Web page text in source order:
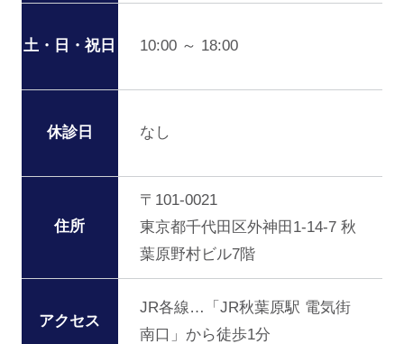
土・日・祝日 10:00 ～ 18:00
休診日 なし
住所
〒101-0021
東京都千代田区外神田1-14-7 秋
葉原野村ビル7階
アクセス
JR各線…「JR秋葉原駅 電気街
南口」から徒歩1分